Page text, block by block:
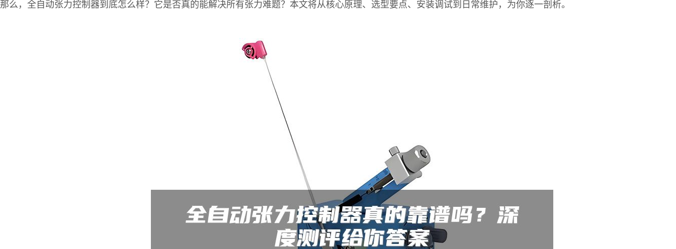
那么，全自动张力控制器到底怎么样？它是否真的能解决所有张力难题？本文将从核心原理、选型要点、安装调试到日常维护，为你逐一剖析。